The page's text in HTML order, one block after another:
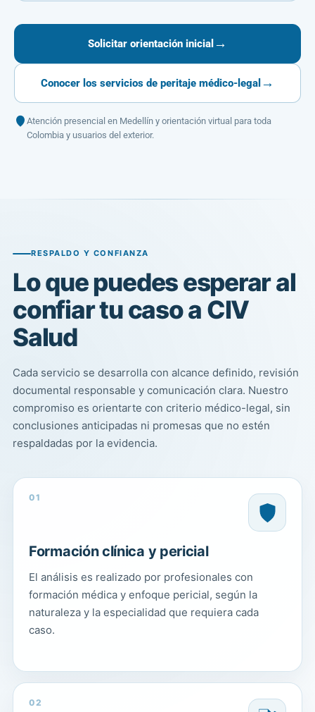
Solicitar orientación inicial →
Conocer los servicios de peritaje médico-legal →
Atención presencial en Medellín y orientación virtual para toda
Colombia y usuarios del exterior.
RESPALDO Y CONFIANZA
Lo que puedes esperar al
confiar tu caso a CIV
Salud
Cada servicio se desarrolla con alcance definido, revisión
documental responsable y comunicación clara. Nuestro
compromiso es orientarte con criterio médico-legal, sin
conclusiones anticipadas ni promesas que no estén
respaldadas por la evidencia.
01
Formación clínica y pericial
El análisis es realizado por profesionales con
formación médica y enfoque pericial, según la
naturaleza y la especialidad que requiera cada
caso.
02